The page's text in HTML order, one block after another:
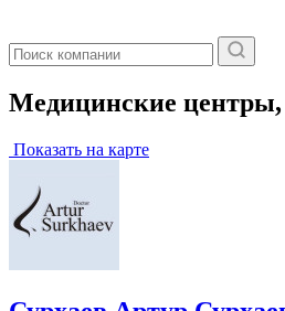
Медицинские
Показать на карте